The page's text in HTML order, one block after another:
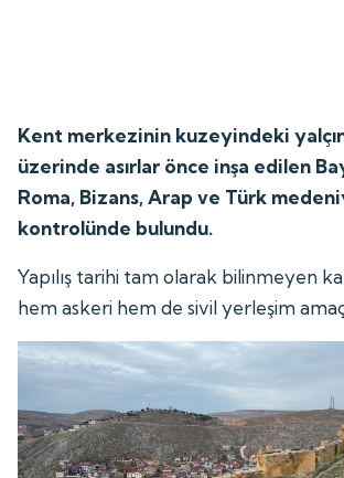
Kent merkezinin kuzeyindeki yalçın
üzerinde asırlar önce inşa edilen
Roma, Bizans, Arap ve Türk
kontrolünde bulundu.
Yapılış tarihi tam olarak bilinmeyen
hem askeri hem de sivil yerleşim